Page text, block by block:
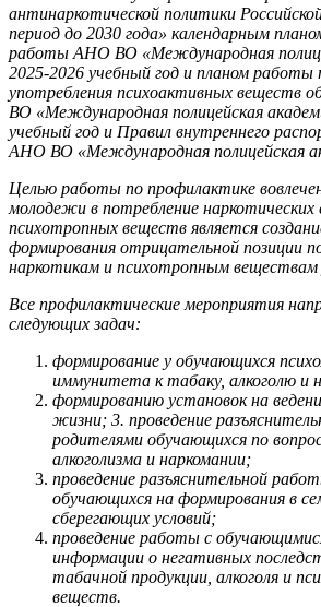
антинаркотической политики
период до 2030 года» календарным
работы АНО ВО «Международная
2025-2026 учебный год и планом работы
употребления психоактивных веществ
ВО «Международная полицейская
учебный год и Правил внутреннего
АНО ВО «Международная полицейская
Целью работы по профилактике
молодежи в потребление наркотических
психотропных веществ является
формирования отрицательной позиции
наркотикам и психотропным веществам
Все профилактические мероприятия
следующих задач:
формирование у обучающихся
иммунитета к табаку, алкоголю и
формированию установок на
жизни; 3. проведение
родителями обучающихся по
алкоголизма и наркомании;
проведение разъяснительной
обучающихся на формирования в
сберегающих условий;
проведение работы с
информации о негативных
табачной продукции, алкоголя и
веществ.